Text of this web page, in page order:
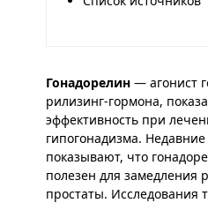
Гонадорелин— агонист
рилизинг-гормона,
эффективность при
гипогонадизма.
показывают, что
полезен для замедления
простаты. Исследования